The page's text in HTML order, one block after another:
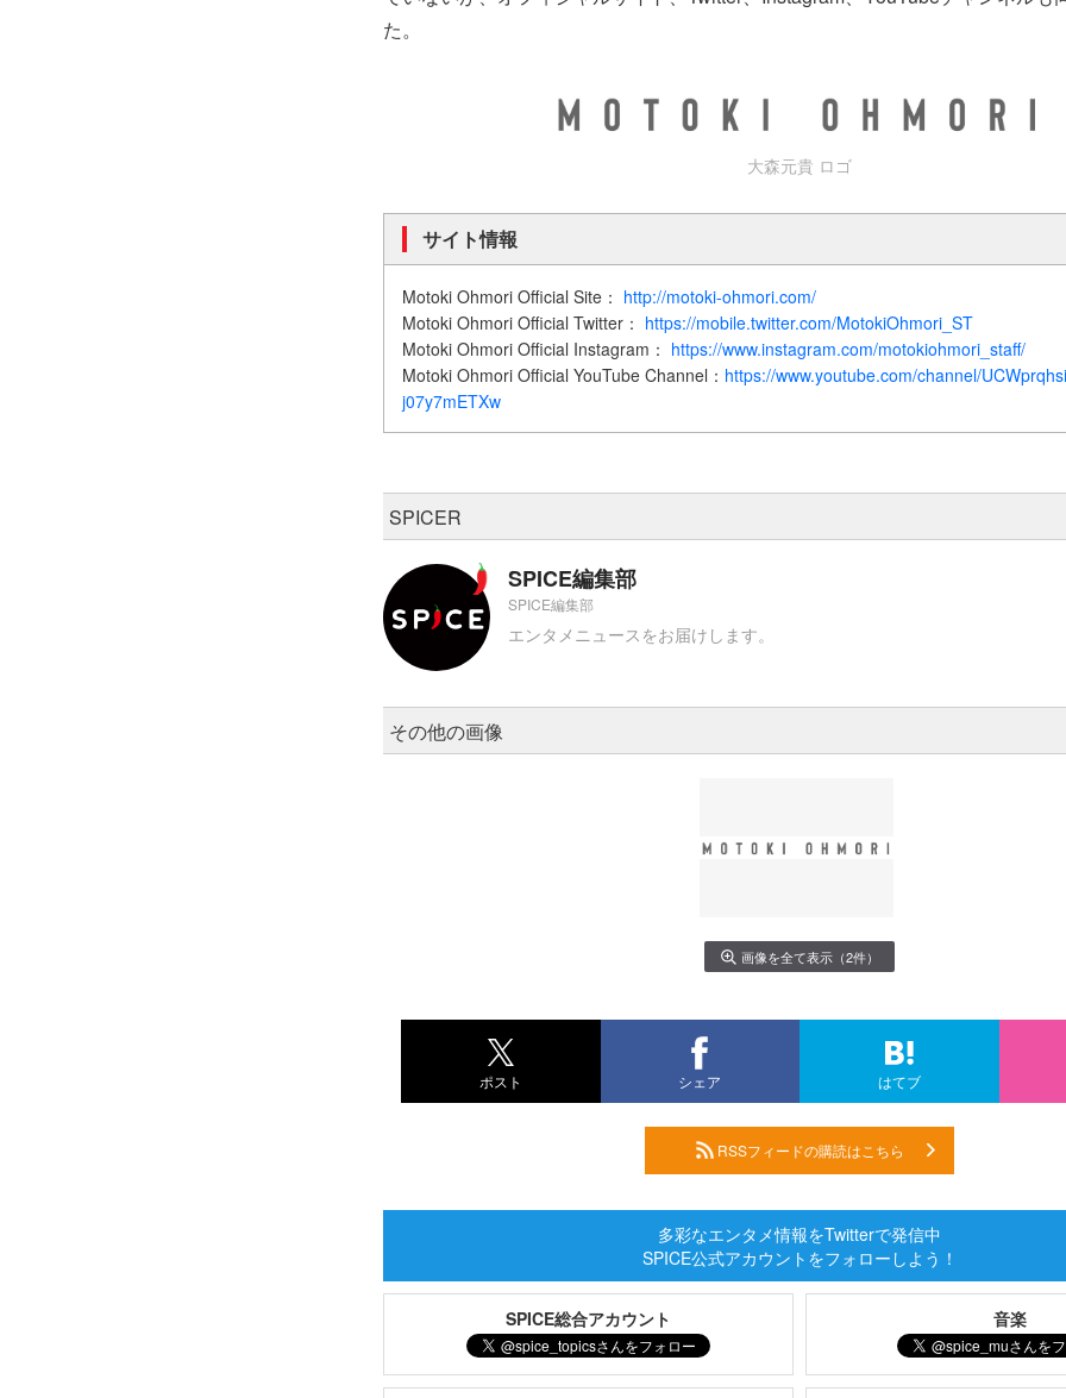
た。
大森元貴 ロゴ
サイト情報
Motoki Ohmori Official Site： http://motoki-ohmori.com/
Motoki Ohmori Official Twitter： https://mobile.twitter.com/MotokiOhmori_ST
Motoki Ohmori Official Instagram： https://www.instagram.com/motokiohmori_staff/
Motoki Ohmori Official YouTube Channel： https://www.youtube.com/channel/
j07y7mETXw
SPICER
SPICE編集部
SPICE編集部
エンタメニュースをお届けします。
その他の画像
画像を全て表示（2件）
ポスト シェア はてブ
RSSフィードの購読はこちら
多彩なエンタメ情報をTwitterで発信中
SPICE公式アカウントをフォローしよう！
SPICE総合アカウント 音楽